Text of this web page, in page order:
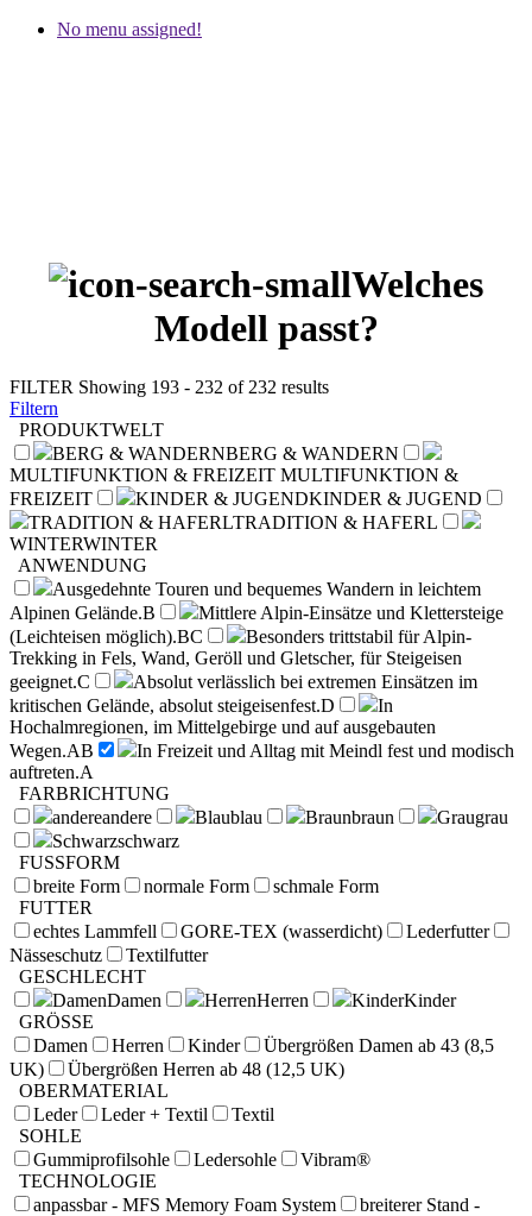
No menu assigned!
Welches
Modell passt?
FILTER Showing 193 - 232 of 232 results
Filtern
PRODUKTWELT
BERG & WANDERNBERG & WANDERN
MULTIFUNKTION & FREIZEIT MULTIFUNKTION &
FREIZEIT
KINDER & JUGENDKINDER & JUGEND
TRADITION & HAFERLTRADITION & HAFERL
WINTERWINTER
ANWENDUNG
Ausgedehnte Touren und bequemes Wandern in leichtem
Alpinen Gelände.B
Mittlere Alpin-Einsätze und Klettersteige
(Leichteisen möglich).BC
Besonders trittstabil für Alpin-
Trekking in Fels, Wand, Geröll und Gletscher, für Steigeisen
geeignet.C
Absolut verlässlich bei extremen Einsätzen im
kritischen Gelände, absolut steigeisenfest.D
In
Hochalmregionen, im Mittelgebirge und auf ausgebauten
Wegen.AB
In Freizeit und Alltag mit Meindl fest und modisch
auftreten.A
FARBRICHTUNG
andereandere Blaublau Braunbraun Graugrau
Schwarzschwarz
FUSSFORM
breite Form
normale Form
schmale Form
FUTTER
echtes Lammfell
GORE-TEX (wasserdicht)
Lederfutter
Nässeschutz
Textilfutter
GESCHLECHT
DamenDamen HerrenHerren KinderKinder
GRÖSSE
Damen
Herren Kinder
Übergrößen Damen ab 43 (8,5
UK)
Übergrößen Herren ab 48 (12,5 UK)
OBERMATERIAL
Leder
Leder + Textil
Textil
SOHLE
Gummiprofilsohle
Ledersohle
Vibram®
TECHNOLOGIE
anpassbar - MFS Memory Foam System
breiterer Stand -